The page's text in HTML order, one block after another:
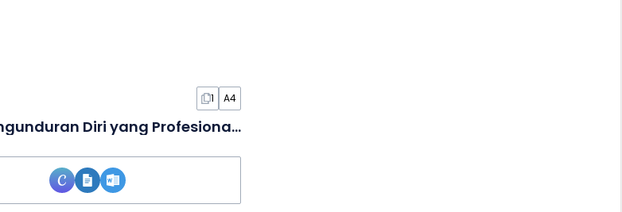
1 A4
Surat Pengunduran Diri yang Profesional dalam Dokumen